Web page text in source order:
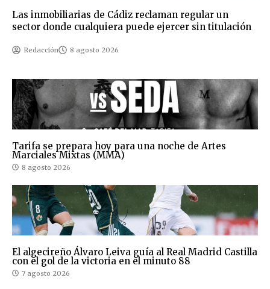
Las inmobiliarias de Cádiz reclaman regular un
sector donde cualquiera puede ejercer sin titulación
Redacción 8 agosto 2026
Tarifa se prepara hoy para una noche de Artes
Marciales Mixtas (MMA)
8 agosto 2026
El algecireño Álvaro Leiva guía al Real Madrid Castilla
con el gol de la victoria en el minuto 88
7 agosto 2026